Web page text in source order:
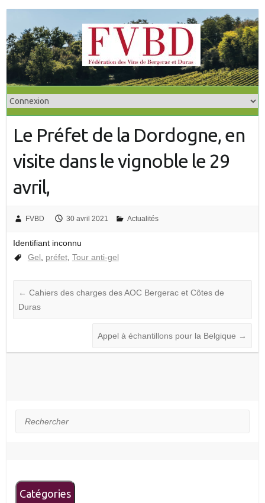
Le Préfet de la Dordogne, en
visite dans le vignoble le 29
avril,
FVBD 30 avril 2021 Actualités
Identifiant inconnu
Gel, préfet, Tour anti-gel
← Cahiers des charges des AOC Bergerac et Côtes de
Duras
Appel à échantillons pour la Belgique →
Rechercher
Catégories